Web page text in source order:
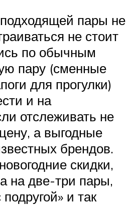
пары не
не стоит
по обычным
пару (сменные
для прогулки)
и на
отслеживать не
а выгодные
брендов.
скидки,
на две-три пары,
и так